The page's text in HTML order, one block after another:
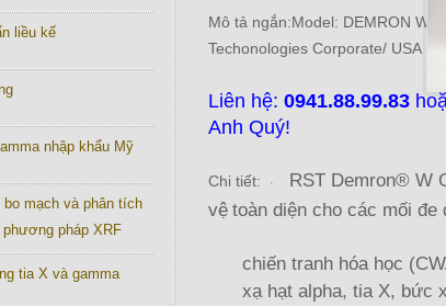
liều kế
nhập khẩu Mỹ
mạch và phân tích
pháp XRF
tia X và gamma
Mô tả ngắn:Model: DEMRON W
Techonologies Corporate/ USA
Liên hệ: 0941.88.99.83
Anh Quý!
Chi tiết: ·
RST Demron® W
vệtoàn diện cho các mối đe
chiến tranh hóa học
xạ hạt alpha, tia X, bức